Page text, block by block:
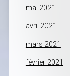
mai 2021
avril 2021
mars 2021
février 2021